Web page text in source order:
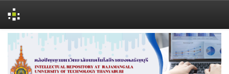
navigation